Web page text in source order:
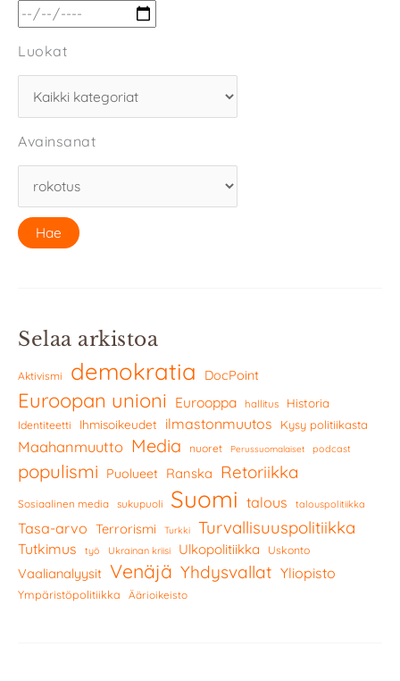
Luokat
Avainsanat
Selaa arkistoa
Aktivismi demokratia DocPoint
Euroopan unioni Eurooppa hallitus Historia
Identiteetti Ihmisoikeudet ilmastonmuutos Kysy politiikasta
Maahanmuutto Media nuoret Perussuomalaiset podcast
populismi Puolueet Ranska Retoriikka
Sosiaalinen media sukupuoli Suomi talous talouspolitiikka
Tasa-arvo Terrorismi Turkki Turvallisuuspolitiikka
Tutkimus työ Ukrainan kriisi Ulkopolitiikka Uskonto
Vaalianalyysit Venäjä Yhdysvallat Yliopisto
Ympäristöpolitiikka Äärioikeisto